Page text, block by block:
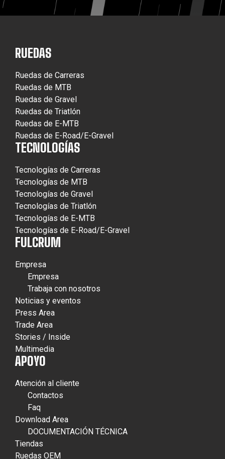
RUEDAS
Ruedas de Carreras
Ruedas de MTB
Ruedas de Gravel
Ruedas de Triatlón
Ruedas de E-MTB
Ruedas de E-Road/E-Gravel
TECNOLOGÍAS
Tecnologías de Carreras
Tecnologías de MTB
Tecnologías de Gravel
Tecnologías de Triatlón
Tecnologías de E-MTB
Tecnologías de E-Road/E-Gravel
FULCRUM
Empresa
Empresa
Trabaja con nosotros
Noticias y eventos
Press Area
Trade Area
Stories / Inside
Multimedia
APOYO
Atención al cliente
Contactos
Faq
Download Area
DOCUMENTACIÓN TÉCNICA
Tiendas
Ruedas OEM